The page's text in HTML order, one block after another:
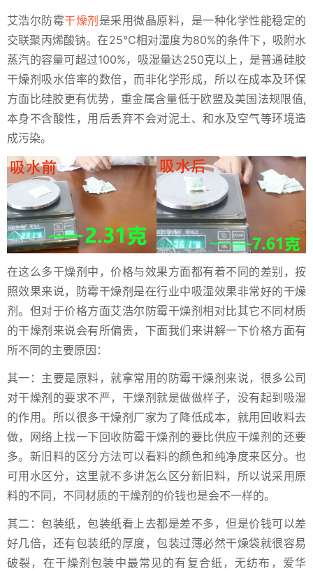
艾浩尔防霉干燥剂 是采用微晶原料，是一种化学性能稳定的
交联聚丙烯酸钠。在25℃相对湿度为80%的条件下，吸附水
蒸汽的容量可超过100%，吸湿量达250克以上，是普通硅胶
干燥剂吸水倍率的数倍，而非化学形成，所以在成本及环保
方面比硅胶更有优势，重金属含量低于欧盟及美国法规限值,
本身不含酸性，用后丢弃不会对泥土、和水及空气等环境造
成污染。
在这么多干燥剂中，价格与效果方面都有着不同的差别，按
照效果来说，防霉干燥剂是在行业中吸湿效果非常好的干燥
剂。但对于价格方面艾浩尔防霉干燥剂相对比其它不同材质
的干燥剂来说会有所偏贵，下面我们来讲解一下价格方面有
所不同的主要原因：
其一：主要是原料，就拿常用的防霉干燥剂来说，很多公司
对干燥剂的要求不严，干燥剂就是做做样子，没有起到吸湿
的作用。所以很多干燥剂厂家为了降低成本，就用回收料去
做，网络上找一下回收防霉干燥剂的要比供应干燥剂的还要
多。新旧料的区分方法可以看料的颜色和纯净度来区分。也
可用水区分，这里就不多讲怎么区分新旧料，所以说采用原
料的不同，不同材质的干燥剂的价钱也是会不一样的。
其二：包装纸，包装纸看上去都是差不多，但是价钱可以差
好几倍，还有包装纸的厚度，包装过薄必然干燥袋就很容易
破裂，在干燥剂包装中最常见的有复合纸，无纺布，爱华